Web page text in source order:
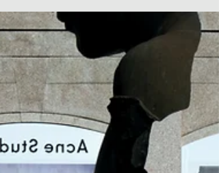
Mobile tot installaties in historische
palazzi, binnenplaatsen, showrooms
creatieve wijken: deze week draait
nieuwe ideeën, sterke presentaties
ontmoetingen die ertoe doen. Ga je
voor inspiratie, netwerken, nieuwe
merken of gewoon om de energie
de internationale designscene te
voelen, dan is dit de week die je niet